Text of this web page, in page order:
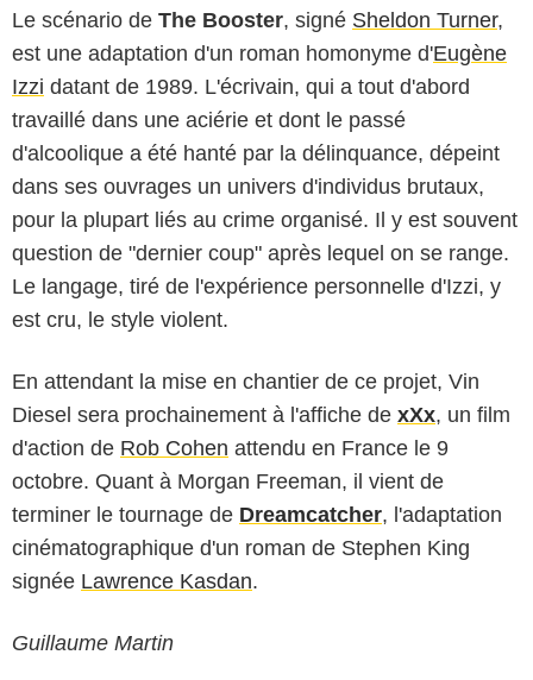
Le scénario de The Booster, signé Sheldon Turner,
est une adaptation d'un roman homonyme d'Eugène
Izzi datant de 1989. L'écrivain, qui a tout d'abord
travaillé dans une aciérie et dont le passé
d'alcoolique a été hanté par la délinquance, dépeint
dans ses ouvrages un univers d'individus brutaux,
pour la plupart liés au crime organisé. Il y est souvent
question de "dernier coup" après lequel on se range.
Le langage, tiré de l'expérience personnelle d'Izzi, y
est cru, le style violent.
En attendant la mise en chantier de ce projet, Vin
Diesel sera prochainement à l'affiche de xXx, un film
d'action de Rob Cohen attendu en France le 9
octobre. Quant à Morgan Freeman, il vient de
terminer le tournage de Dreamcatcher, l'adaptation
cinématographique d'un roman de Stephen King
signée Lawrence Kasdan.
Guillaume Martin